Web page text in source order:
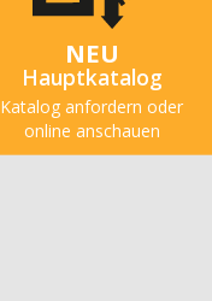
NEU
Hauptkatalog
Katalog anfordern oder
online anschauen